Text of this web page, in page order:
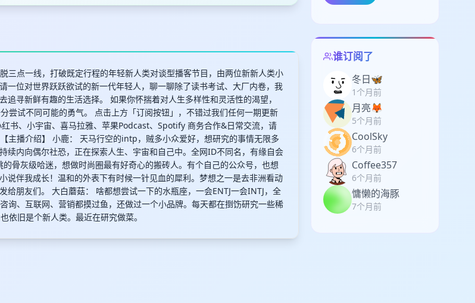
三点一线，打破既定行程的年轻新人类对谈型播客节目，由两位新新人类小
一位对世界跃跃欲试的新一代年轻人，聊一聊除了读书考试、大厂内卷，我
追寻新鲜有趣的生活选择。 如果你怀揣着对人生多样性和灵活性的渴望，
尝试不同可能的勇气。 ️点击上方「订阅按钮」，不错过我们任何一期更新
书、小宇宙、喜马拉雅、苹果Podcast、Spotify 商务合作&日常交流，请
播介绍】 小鹿： 天马行空的intp，贼多小众爱好，想研究的事情无限多
续内向偶尔社恐，正在探索人生、宇宙和自己中。全网ID不同名，有缘自会
骨灰级哈迷，想做时尚圈最有好奇心的搬砖人。有个自己的公众号，也想
说伴我成长！温和的外表下有时候一针见血的犀利。梦想之一是去非洲看动
给朋友们。 大白蘑菇： 啥都想尝试一下的水瓶座，一会ENTJ一会INTJ，全
询、互联网、营销都摸过鱼，还做过一个小品牌。每天都在捯饬研究一些稀
依旧是个新人类。最近在研究做菜。
谁订阅了
冬日🦋
1个月前
月亮🦊
5个月前
CoolSky
6个月前
Coffee357
6个月前
慵懒的海豚
7个月前
取消 确定